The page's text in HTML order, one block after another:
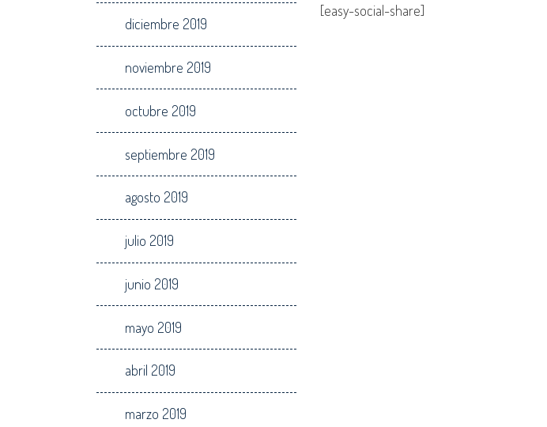
diciembre 2019
noviembre 2019
octubre 2019
septiembre 2019
agosto 2019
julio 2019
junio 2019
mayo 2019
abril 2019
marzo 2019
[easy-social-share]